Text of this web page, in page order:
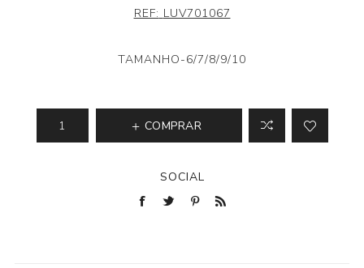
REF: LUV701067
TAMANHO-6/7/8/9/10
COMPRAR
SOCIAL